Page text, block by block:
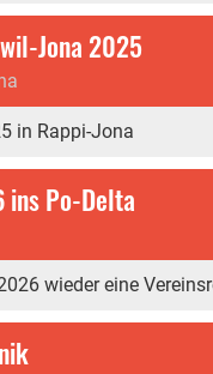
Jona 2025
in Rappi-Jona
ins Po-Delta
wieder eine